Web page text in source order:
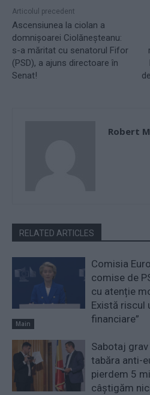
Articolul precedent
Ascensiunea la ciolan a
domnișoarei Ciolăneșteanu:
s-a măritat cu senatorul Fifor
(PSD), a ajuns directoare în
Senat!
Robert
RELATED ARTICLES
Main
Comisia
comise de
cu atenție
Există riscul
financiare”
Sabotaj grav
tabăra anti-
pierdem 5
câștigăm